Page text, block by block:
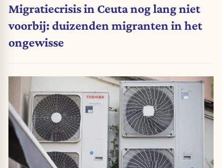
Migratiecrisis in Ceuta nog lang niet
voorbij: duizenden migranten in het
ongewisse